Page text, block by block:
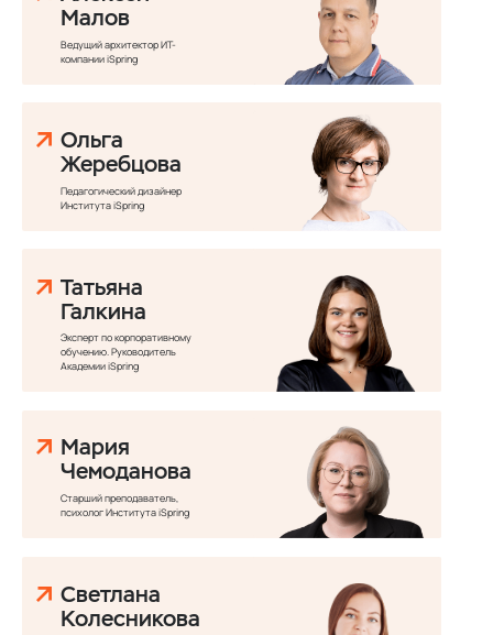
Малов
Ведущий архитектор ИТ-
компании iSpring
Ольга
Жеребцова
Педагогический дизайнер
Института iSpring
Татьяна
Галкина
Эксперт по корпоративному
обучению. Руководитель
Академии iSpring
Мария
Чемоданова
Старший преподаватель,
психолог Института iSpring
Светлана
Колесникова